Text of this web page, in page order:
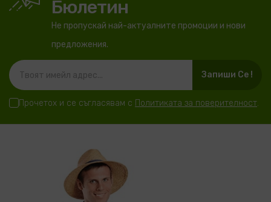
Бюлетин
Не пропускай най-актуалните промоции и нови
предложения.
Запиши Се !
Прочетох и се съгласявам с Политиката за поверителност.